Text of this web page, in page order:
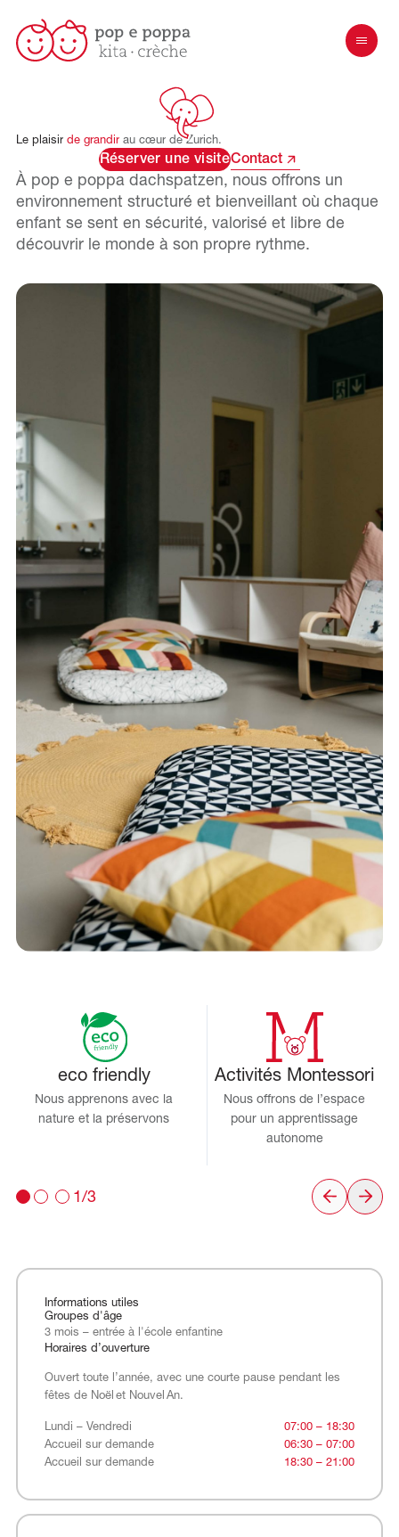
Le plaisir de grandir au cœur de Zurich.
Réserver une visiteContact
À pop e poppa dachspatzen, nous offrons un
environnement structuré et bienveillant où chaque
enfant se sent en sécurité, valorisé et libre de
découvrir le monde à son propre rythme.
eco friendly
Nous apprenons avec la
nature et la préservons
Activités Montessori
Nous offrons de l’espace
pour un apprentissage
autonome
1/3
Informations utiles
Groupes d'âge
3 mois – entrée à l'école enfantine
Horaires d’ouverture
Ouvert toute l’année, avec une courte pause pendant les
fêtes de Noël et Nouvel An.
Lundi – Vendredi
Lundi – Vendredi 07:00 – 18:30
Accueil sur demande
Accueil sur demande
06:30 – 07:00
Accueil sur demande
Accueil sur demande 18:30 – 21:00